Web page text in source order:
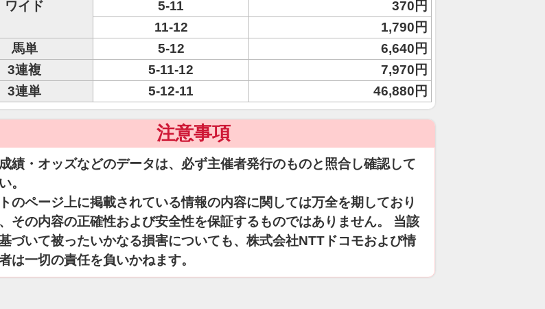
ワイド
5-11
370円
11-12
1,790円
馬単
5-12
6,640円
3連複
5-11-12
7,970円
3連単
5-12-11 46,880円
注意事項
績・オッズなどのデータは、必ず主催者発行のものと照合し確認して
。
のページ上に掲載されている情報の内容に関しては万全を期しており
その内容の正確性および安全性を保証するものではありません。 当該
づいて被ったいかなる損害についても、株式会社NTTドコモおよび情
は一切の責任を負いかねます。